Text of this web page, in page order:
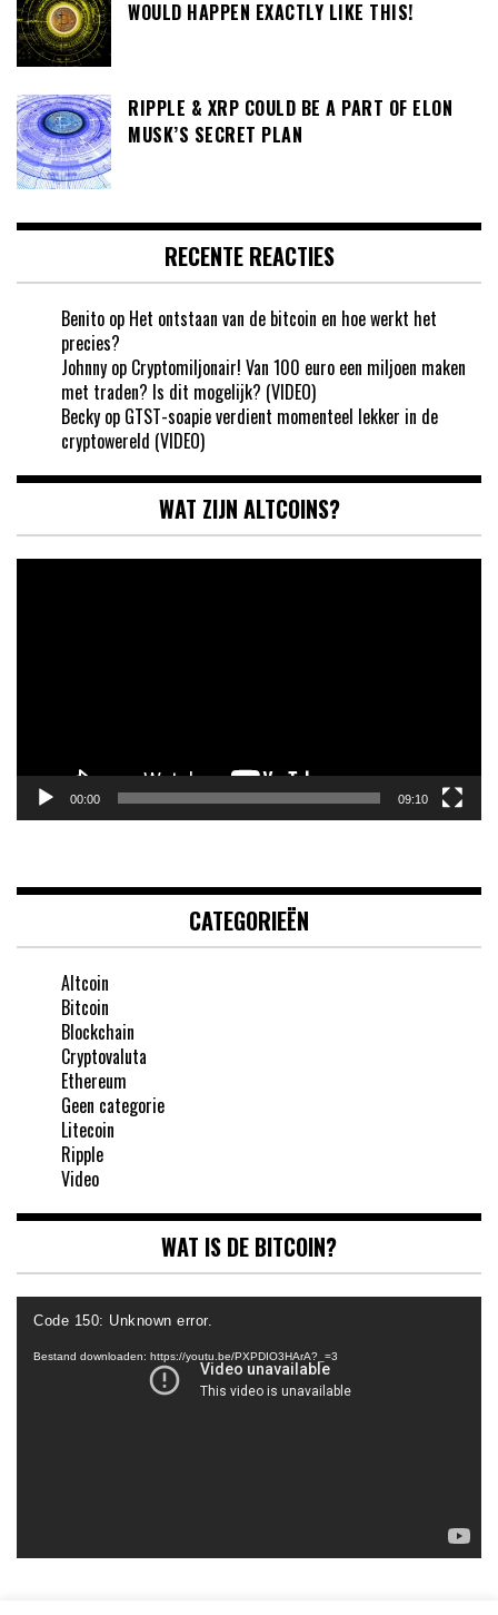
WOULD HAPPEN EXACTLY LIKE THIS!
RIPPLE & XRP COULD BE A PART OF ELON
MUSK’S SECRET PLAN
RECENTE REACTIES
Benito op Het ontstaan van de bitcoin en hoe werkt het
precies?
Johnny op Cryptomiljonair! Van 100 euro een miljoen maken
met traden? Is dit mogelijk? (VIDEO)
Becky op GTST-soapie verdient momenteel lekker in de
cryptowereld (VIDEO)
WAT ZIJN ALTCOINS?
00:00 09:10
CATEGORIEËN
Altcoin
Bitcoin
Blockchain
Cryptovaluta
Ethereum
Geen categorie
Litecoin
Ripple
Video
WAT IS DE BITCOIN?
Videospeler
Code 150: Unknown error.
Bestand downloaden: https://youtu.be/PXPDIO3HArA?_=3